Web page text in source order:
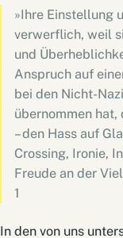
»Ihre Einstellung
verwerflich, weil
und
Anspruch auf
bei den Nicht-
übernommen hat,
– den Hass auf
Crossing, Ironie,
Freude an der
1
In den von uns